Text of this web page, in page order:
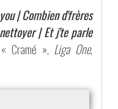
| Combien d'frères
| Et j'te parle
Cramé », Liga One,